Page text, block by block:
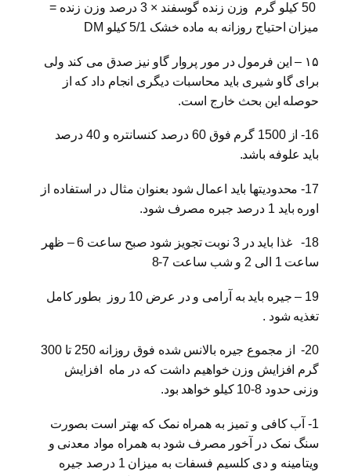
50 کیلو گرم وزن زنده گوسفند × 3 درصد وزن زنده =
میزان احتیاج روزانه به ماده خشک 5/1 کیلو DM
۱۵ – این فرمول در مور پروار گاو نیز صدق می کند ولی
برای گاو شیری باید محاسبات دیگری انجام داد که از
حوصله این بحث خارج است.
16- از 1500 گرم فوق 60 درصد کنسانتره و 40 درصد
باید علوفه باشد.
17- محدودیتها باید اعمال شود بعنوان مثال در استفاده از
اوره باید 1 درصد جبره مصرف شود.
18- غذا باید در 3 نوبت تجویز شود صبح ساعت 6 – ظهر
ساعت 1 الی 2 و شب ساعت 7-8
19 – جیره باید به آرامی و در عرض 10 روز بطور کامل
تغذیه شود .
20- از مجموع جیره بالانس شده فوق روزانه 250 تا 300
گرم افزایش وزن خواهیم داشت که در ماه افزایش
وزنی حدود 8-10 کیلو خواهد بود.
1- آب کافی و تمیز به همراه نمک که بهتر است بصورت
سنگ نمک در آخور مصرف شود به همراه مواد معدنی و
ویتامینه و دی کلسیم فسفات به میزان 1 درصد جیره